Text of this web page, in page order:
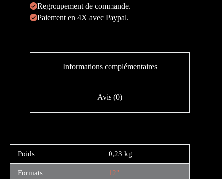
Regroupement de commande.
Paiement en 4X avec Paypal.
Informations complémentaires
Avis (0)
Poids 0,23 kg
Formats 12"